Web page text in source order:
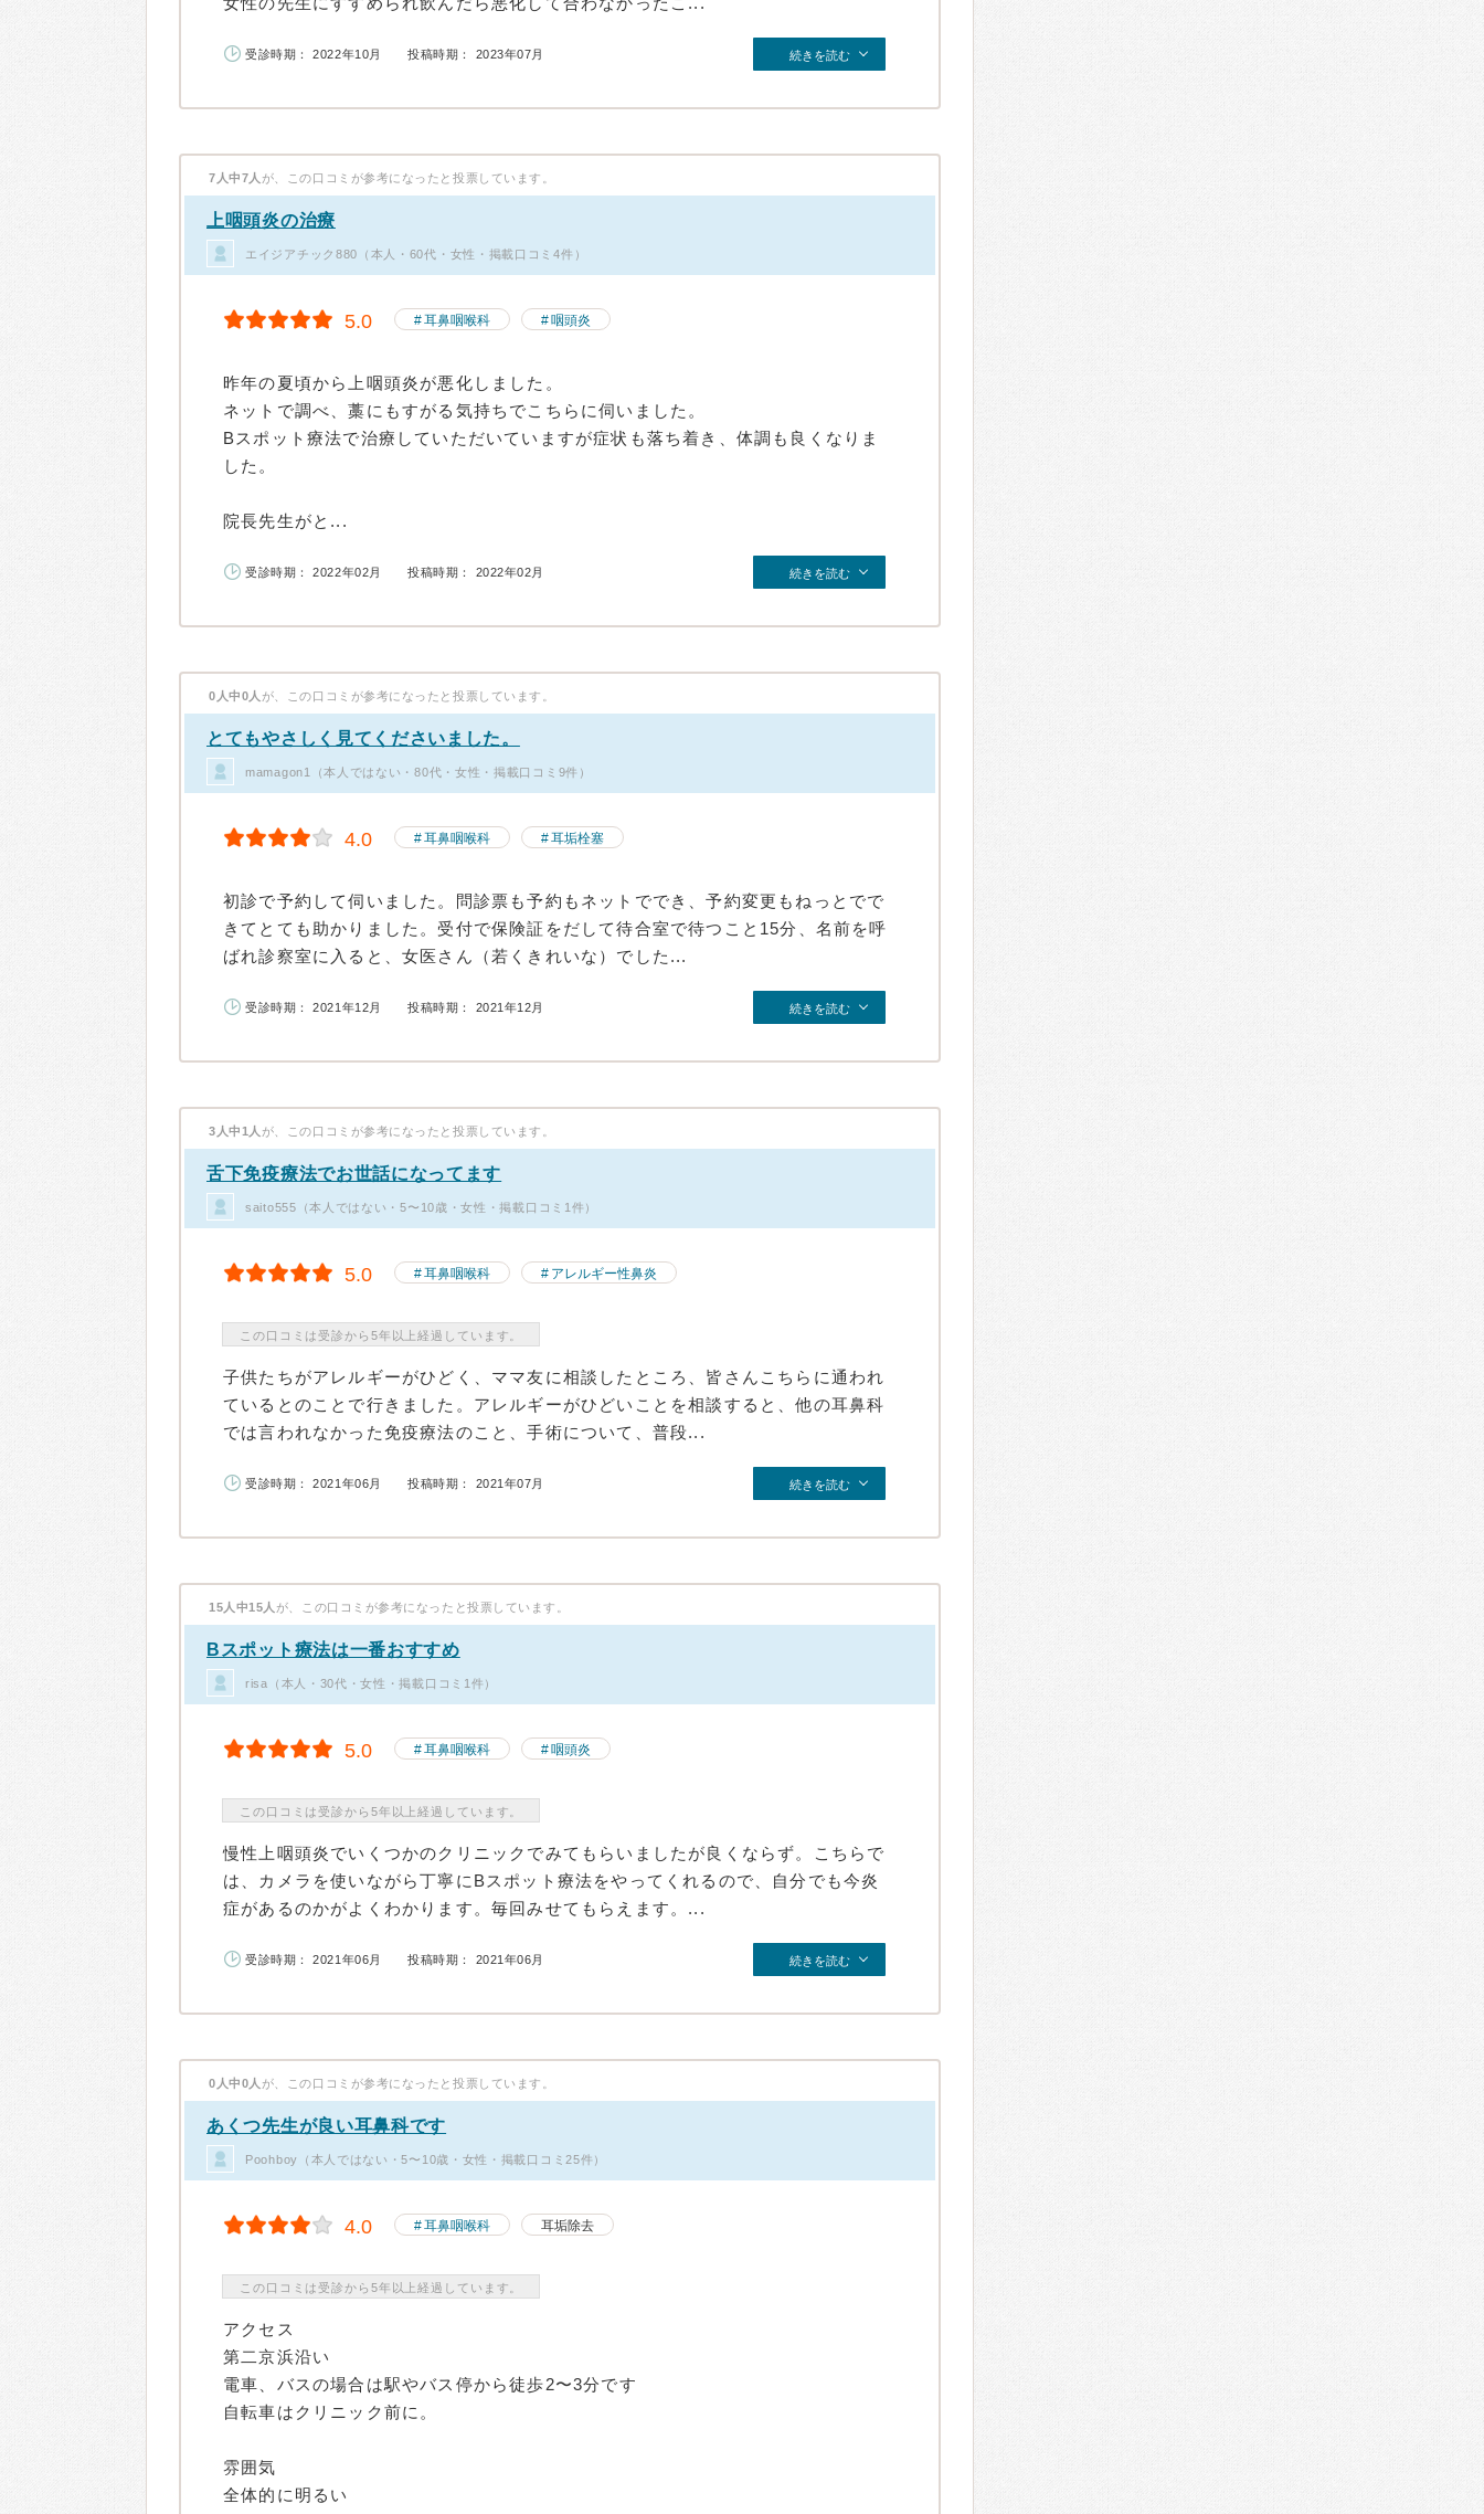
受診時期： 2022年10月 投稿時期： 2023年07月 続きを読む
7人中7人 が、この口コミが参考になったと投票しています。
上咽頭炎の治療
エイジアチック880（本人・60代・女性・掲載口コミ4件）
5.0 耳鼻咽喉科 咽頭炎
昨年の夏頃から上咽頭炎が悪化しました。
ネットで調べ、藁にもすがる気持ちでこちらに伺いました。
Bスポット療法で治療していただいていますが症状も落ち着き、体調も良くなりま
した。
院長先生がと...
受診時期： 2022年02月 投稿時期： 2022年02月 続きを読む
0人中0人 が、この口コミが参考になったと投票しています。
とてもやさしく見てくださいました。
mamagon1（本人ではない・80代・女性・掲載口コミ9件）
4.0 耳鼻咽喉科 耳垢栓塞
初診で予約して伺いました。問診票も予約もネットででき、予約変更もねっとでで
きてとても助かりました。受付で保険証をだして待合室で待つこと15分、名前を呼
ばれ診察室に入ると、女医さん（若くきれいな）でした...
受診時期： 2021年12月 投稿時期： 2021年12月 続きを読む
3人中1人 が、この口コミが参考になったと投票しています。
舌下免疫療法でお世話になってます
saito555（本人ではない・5〜10歳・女性・掲載口コミ1件）
5.0 耳鼻咽喉科 アレルギー性鼻炎
この口コミは受診から5年以上経過しています。
子供たちがアレルギーがひどく、ママ友に相談したところ、皆さんこちらに通われ
ているとのことで行きました。アレルギーがひどいことを相談すると、他の耳鼻科
では言われなかった免疫療法のこと、手術について、普段...
受診時期： 2021年06月 投稿時期： 2021年07月 続きを読む
15人中15人 が、この口コミが参考になったと投票しています。
Bスポット療法は一番おすすめ
risa（本人・30代・女性・掲載口コミ1件）
5.0 耳鼻咽喉科 咽頭炎
この口コミは受診から5年以上経過しています。
慢性上咽頭炎でいくつかのクリニックでみてもらいましたが良くならず。こちらで
は、カメラを使いながら丁寧にBスポット療法をやってくれるので、自分でも今炎
症があるのかがよくわかります。毎回みせてもらえます。...
受診時期： 2021年06月 投稿時期： 2021年06月 続きを読む
0人中0人 が、この口コミが参考になったと投票しています。
あくつ先生が良い耳鼻科です
Poohboy（本人ではない・5〜10歳・女性・掲載口コミ25件）
4.0 耳鼻咽喉科 耳垢除去
この口コミは受診から5年以上経過しています。
アクセス
第二京浜沿い
電車、バスの場合は駅やバス停から徒歩2〜3分です
自転車はクリニック前に。
雰囲気
全体的に明るい